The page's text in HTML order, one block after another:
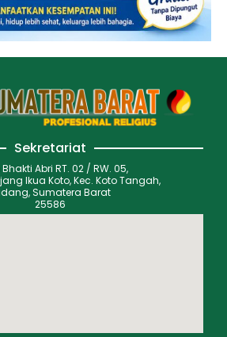
Sekretariat
Abri RT. 02 / RW. 05,
Ikua Koto, Kec. Koto Tangah,
Sumatera Barat
25586